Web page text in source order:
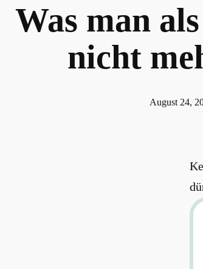
Was man
nicht
Veröffentlicht
August 24,